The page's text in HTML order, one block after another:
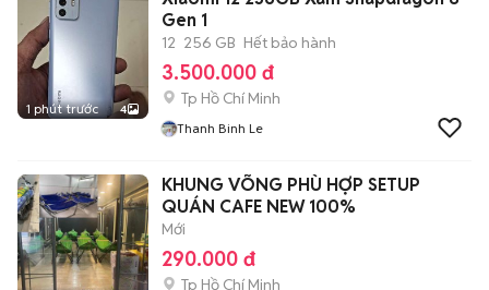
1 phút trước 4
Gen 1
12 256 GB Hết bảo hành
3.500.000 đ
Tp Hồ Chí Minh
Thanh Binh Le
KHUNG VÕNG PHÙ HỢP SETUP
QUÁN CAFE NEW 100%
Mới
290.000 đ
Tp Hồ Chí Minh